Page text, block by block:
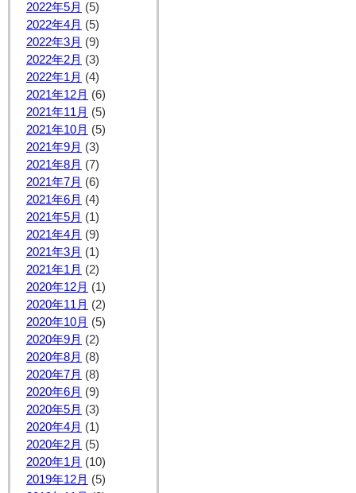
2022年5月 (5)
2022年4月 (5)
2022年3月 (9)
2022年2月 (3)
2022年1月 (4)
2021年12月 (6)
2021年11月 (5)
2021年10月 (5)
2021年9月 (3)
2021年8月 (7)
2021年7月 (6)
2021年6月 (4)
2021年5月 (1)
2021年4月 (9)
2021年3月 (1)
2021年1月 (2)
2020年12月 (1)
2020年11月 (2)
2020年10月 (5)
2020年9月 (2)
2020年8月 (8)
2020年7月 (8)
2020年6月 (9)
2020年5月 (3)
2020年4月 (1)
2020年2月 (5)
2020年1月 (10)
2019年12月 (5)